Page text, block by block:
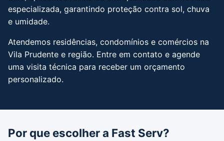
especializada, garantindo proteção contra sol, chuva
e umidade.
Atendemos residências, condomínios e comércios na
Vila Prudente e região. Entre em contato e agende
uma visita técnica para receber um orçamento
personalizado.
Por que escolher a Fast Serv?